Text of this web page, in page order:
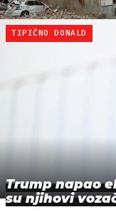
TIPIČNO DONALD
Trump napao
su njihovi